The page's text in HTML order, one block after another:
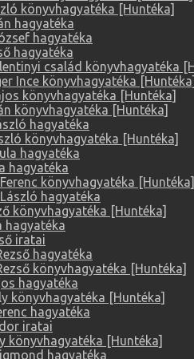
könyvhagyatéka [Huntéka]
hagyatéka
hagyatéka
hagyatéka
család könyvhagyatéka
Ince könyvhagyatéka [Huntéka]
könyvhagyatéka [Huntéka]
könyvhagyatéka [Huntéka]
hagyatéka
könyvhagyatéka [Huntéka]
hagyatéka
hagyatéka
könyvhagyatéka [Huntéka]
hagyatéka
könyvhagyatéka [Huntéka]
hagyatéka
iratai
hagyatéka
könyvhagyatéka [Huntéka]
hagyatéka
könyvhagyatéka [Huntéka]
hagyatéka
iratai
könyvhagyatéka [Huntéka]
hagyatéka